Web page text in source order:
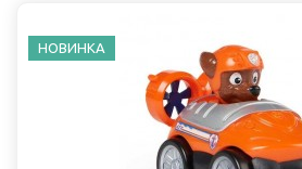
НОВИНКА